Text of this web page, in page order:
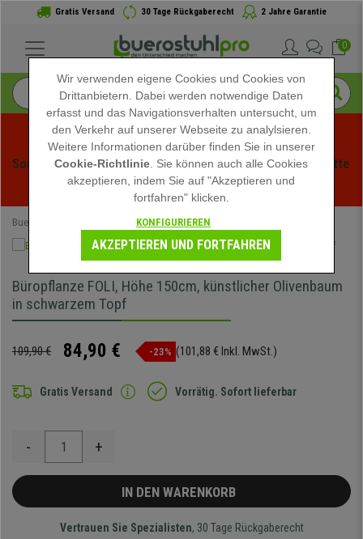
Gratis Versand 30 Tage Rückgaberecht 2 Jahre Garantie
0
Sommerschlussverauf bei buerstuhlpro! Exklusive Rabatte
für kurze Zeit - Aktion ansehen -
Buerostuhlpro Büropflanzen
Büropflanze FOLI, Höhe 150cm, künstlicher Olivenbaum
in schwarzem Topf
109,90 € 84,90 € -23% (101,88 € Inkl. MwSt.)
Gratis Versand Vorrätig. Sofort lieferbar
- +
IN DEN WARENKORB
Vertrauen Sie Spezialisten, 30 Tage Rückgaberecht
Wir verwenden eigene Cookies und Cookies von
Drittanbietern. Dabei werden notwendige Daten
erfasst und das Navigationsverhalten untersucht, um
den Verkehr auf unserer Webseite zu analylsieren.
Weitere Informationen darüber finden Sie in unserer
Cookie-Richtlinie . Sie können auch alle Cookies
akzeptieren, indem Sie auf "Akzeptieren und
fortfahren" klicken.
KONFIGURIEREN
AKZEPTIEREN UND FORTFAHREN